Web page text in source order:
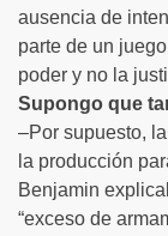
ausencia de
parte de un
poder y no la
Supongo que
–Por supuesto,
la producción
Benjamin
“exceso de